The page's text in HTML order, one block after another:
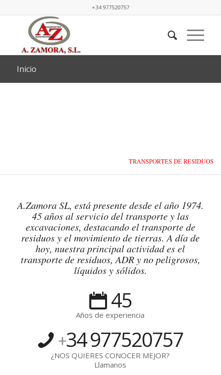
+34 977520757
Inicio
TRANSPORTES DE RESIDUOS
A.Zamora SL, está presente desde el año 1974.
45 años al servicio del transporte y las
excavaciones, destacando el transporte de
residuos y el movimiento de tierras. A día de
hoy, nuestra principal actividad es el
transporte de residuos, ADR y no peligrosos,
líquidos y sólidos.
45
Años de experiencia
+34977520757
¿NOS QUIERES CONOCER MEJOR?
Llamanos